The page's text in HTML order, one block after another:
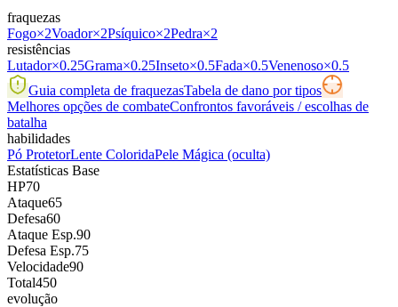
fraquezas
Fogo×2Voador×2Psíquico×2Pedra×2
resistências
Lutador×0.25Grama×0.25Inseto×0.5Fada×0.5Venenoso×0.5
Guia completa de fraquezasTabela de dano por tipos
Melhores opções de combateConfrontos favoráveis / escolhas de
batalha
habilidades
Pó ProtetorLente ColoridaPele Mágica (oculta)
Estatísticas Base
HP70
Ataque65
Defesa60
Ataque Esp.90
Defesa Esp.75
Velocidade90
Total450
evolução